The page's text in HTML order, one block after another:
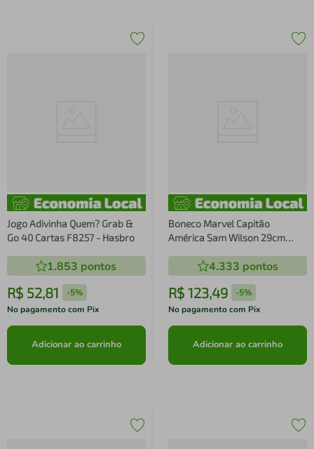
Jogo Adivinha Quem? Grab &
Go 40 Cartas F8257 - Hasbro
1.853 pontos
R$ 52,81 -5%
No pagamento com Pix
Adicionar ao carrinho
Boneco Marvel Capitão
América Sam Wilson 29cm
4.333 pontos
R$ 123,49 -5%
No pagamento com Pix
Adicionar ao carrinho